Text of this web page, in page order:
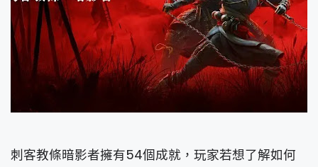
刺客教條暗影者擁有54個成就，玩家若想了解如何